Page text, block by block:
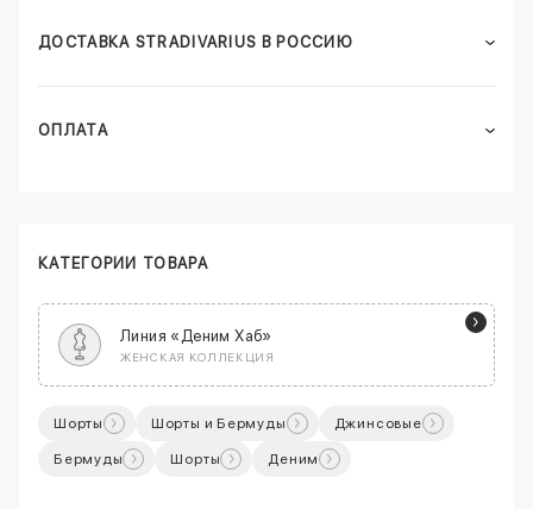
ДОСТАВКА STRADIVARIUS В РОССИЮ
ОПЛАТА
КАТЕГОРИИ ТОВАРА
Линия «Деним Хаб»
ЖЕНСКАЯ КОЛЛЕКЦИЯ
Шорты Шорты и Бермуды Джинсовые
Бермуды Шорты Деним